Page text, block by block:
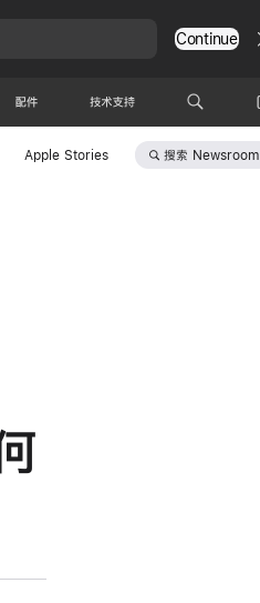
Continue
配件 技术支持
Apple Stories 搜索 Newsroom